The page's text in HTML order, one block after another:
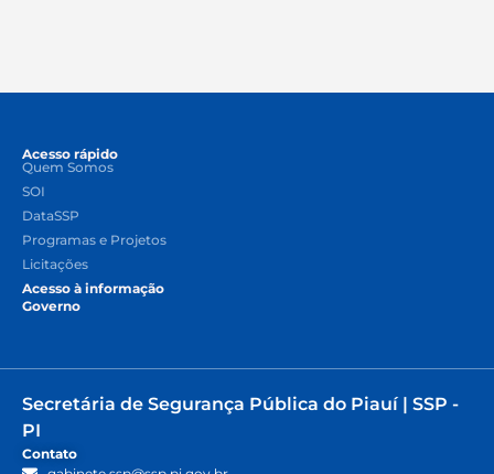
Acesso rápido
Quem Somos
SOI
DataSSP
Programas e Projetos
Licitações
Acesso à informação
Governo
Secretária de Segurança Pública do Piauí | SSP -
PI
Contato